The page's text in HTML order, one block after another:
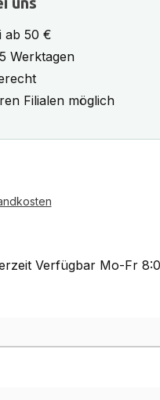
ab 50 €
Werktagen
Filialen möglich
Verfügbar Mo-Fr